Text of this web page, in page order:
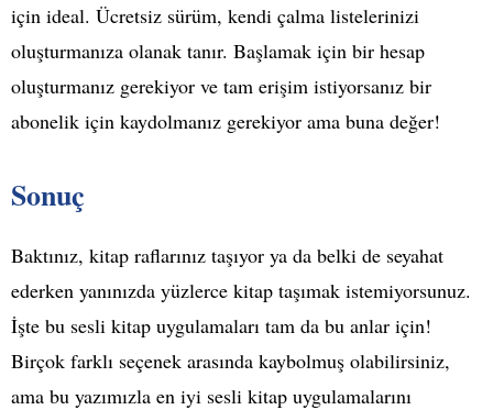
için ideal. Ücretsiz sürüm, kendi çalma listelerinizi
oluşturmanıza olanak tanır. Başlamak için bir hesap
oluşturmanız gerekiyor ve tam erişim istiyorsanız bir
abonelik için kaydolmanız gerekiyor ama buna değer!
Sonuç
Baktınız, kitap raflarınız taşıyor ya da belki de seyahat
ederken yanınızda yüzlerce kitap taşımak istemiyorsunuz.
İşte bu sesli kitap uygulamaları tam da bu anlar için!
Birçok farklı seçenek arasında kaybolmuş olabilirsiniz,
ama bu yazımızla en iyi sesli kitap uygulamalarını